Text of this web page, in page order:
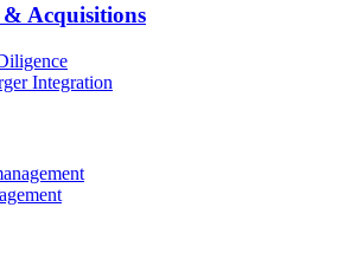
Acquisitions
Integration